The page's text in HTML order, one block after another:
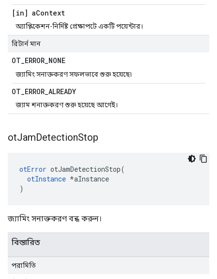
[in] aContext
অ্যাপ্লিকেশন-নির্দিষ্ট প্রেক্ষাপটে একটি পয়েন্টার।
রিটার্ন মান
OT_ERROR_NONE
জ্যামিং সনাক্তকরণ সফলভাবে শুরু হয়েছে৷
OT_ERROR_ALREADY
জ্যাম শনাক্তকরণ শুরু হয়েছে আগেই।
otJamDetectionStop
otError otJamDetectionStop(
otInstance *aInstance
)
জ্যামিং সনাক্তকরণ বন্ধ করুন।
বিস্তারিত
পরামিতি